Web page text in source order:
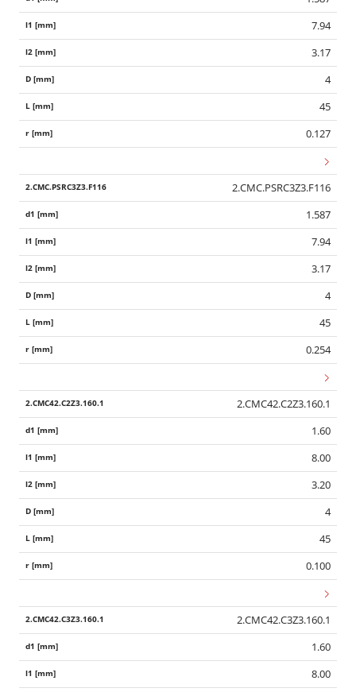
7.94
3.17
4
45
0.127
2.CMC.PSRC3Z3.F116
1.587
7.94
3.17
4
45
0.254
2.CMC42.C2Z3.160.1
1.60
8.00
3.20
4
45
0.100
2.CMC42.C3Z3.160.1
1.60
8.00